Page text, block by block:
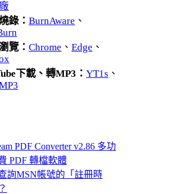
錄： BurnAware 、
覽： Chrome 、 Edge 、
下載、轉MP3： YT1s 、
PDF Converter v2.86 多功
PDF 轉檔軟體
詢MSN帳號的「註冊時